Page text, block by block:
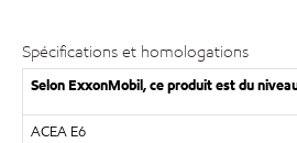
Spécifications et homologations
Selon ExxonMobil, ce produit est du
ACEA E6